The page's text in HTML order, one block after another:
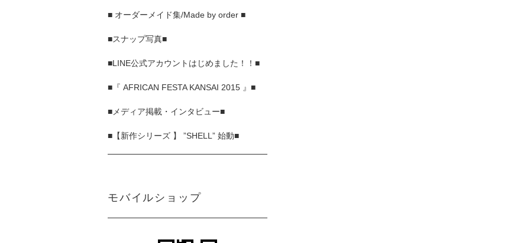
■ オーダーメイド集/Made by order ■
■スナップ写真■
■LINE公式アカウントはじめました！！■
■『 AFRICAN FESTA KANSAI 2015 』■
■メディア掲載・インタビュー■
■【新作シリーズ 】 ”SHELL” 始動■
モバイルショップ